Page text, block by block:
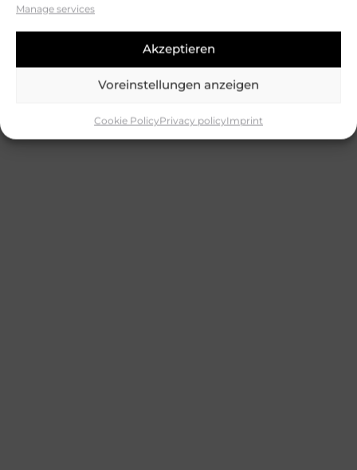
Manage services
Akzeptieren
Voreinstellungen anzeigen
Cookie PolicyPrivacy policyImprint